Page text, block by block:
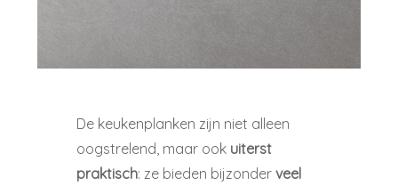
De keukenplanken zijn niet alleen
oogstrelend, maar ook uiterst
praktisch: ze bieden bijzonderveel